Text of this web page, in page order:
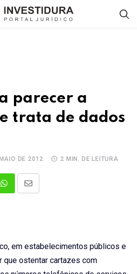
parecer a
trata de dados
DE 2012 2 MIN. DE LEITURA
WhatsappShare
em estabelecimentos públicos e
que ostentar cartazes com